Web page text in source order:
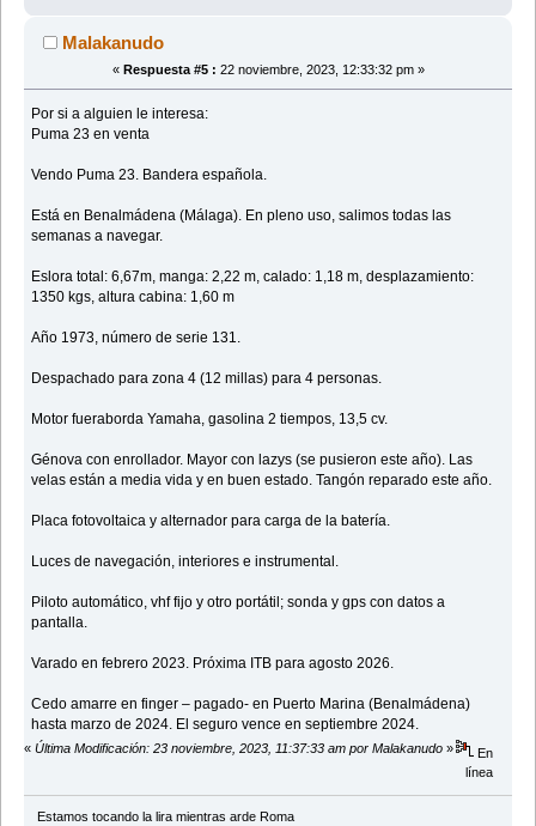
Malakanudo
« Respuesta #5 : 22 noviembre, 2023, 12:33:32 pm »
Por si a alguien le interesa:
Puma 23 en venta
Vendo Puma 23. Bandera española.
Está en Benalmádena (Málaga). En pleno uso, salimos todas las
semanas a navegar.
Eslora total: 6,67m, manga: 2,22 m, calado: 1,18 m, desplazamiento:
1350 kgs, altura cabina: 1,60 m
Año 1973, número de serie 131.
Despachado para zona 4 (12 millas) para 4 personas.
Motor fueraborda Yamaha, gasolina 2 tiempos, 13,5 cv.
Génova con enrollador. Mayor con lazys (se pusieron este año). Las
velas están a media vida y en buen estado. Tangón reparado este año.
Placa fotovoltaica y alternador para carga de la batería.
Luces de navegación, interiores e instrumental.
Piloto automático, vhf fijo y otro portátil; sonda y gps con datos a
pantalla.
Varado en febrero 2023. Próxima ITB para agosto 2026.
Cedo amarre en finger – pagado- en Puerto Marina (Benalmádena)
hasta marzo de 2024. El seguro vence en septiembre 2024.
« Última Modificación: 23 noviembre, 2023, 11:37:33 am por Malakanudo »
En
línea
Estamos tocando la lira mientras arde Roma